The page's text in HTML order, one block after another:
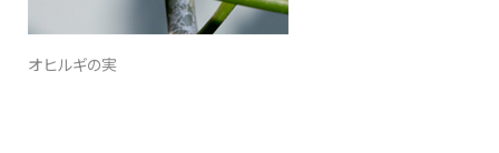
オヒルギの実